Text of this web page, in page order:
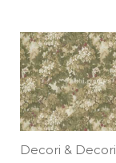
Decori & Decori